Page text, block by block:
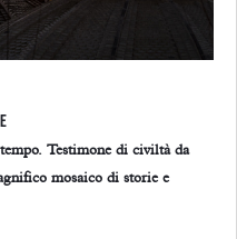
Testimone di civiltà da
mosaico di storie e